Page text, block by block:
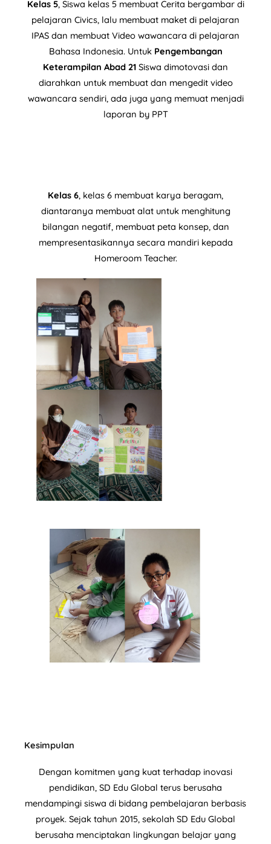
Kelas 5, Siswa kelas 5 membuat Cerita bergambar di
pelajaran Civics, lalu membuat maket di pelajaran
IPAS dan membuat Video wawancara di pelajaran
Bahasa Indonesia. Untuk Pengembangan
Keterampilan Abad 21 Siswa dimotovasi dan
diarahkan untuk membuat dan mengedit video
wawancara sendiri, ada juga yang memuat menjadi
laporan by PPT
Kelas 6, kelas 6 membuat karya beragam,
diantaranya membuat alat untuk menghitung
bilangan negatif, membuat peta konsep, dan
mempresentasikannya secara mandiri kepada
Homeroom Teacher.
Kesimpulan
Dengan komitmen yang kuat terhadap inovasi
pendidikan, SD Edu Global terus berusaha
mendampingi siswa di bidang pembelajaran berbasis
proyek. Sejak tahun 2015, sekolah SD Edu Global
berusaha menciptakan lingkungan belajar yang